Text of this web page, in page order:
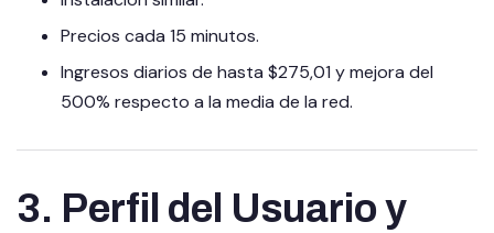
Precios cada 15 minutos.
Ingresos diarios de hasta $275,01 y mejora del
500% respecto a la media de la red.
3. Perfil del Usuario y